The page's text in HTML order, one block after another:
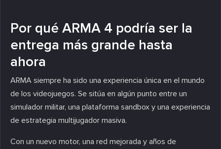
Por qué ARMA 4 podría ser la
entrega más grande hasta
ahora
ARMA siempre ha sido una experiencia única en el mundo
de los videojuegos. Se sitúa en algún punto entre un
simulador militar, una plataforma sandbox y una experiencia
de estrategia multijugador masiva.
Con un nuevo motor, una red mejorada y años de